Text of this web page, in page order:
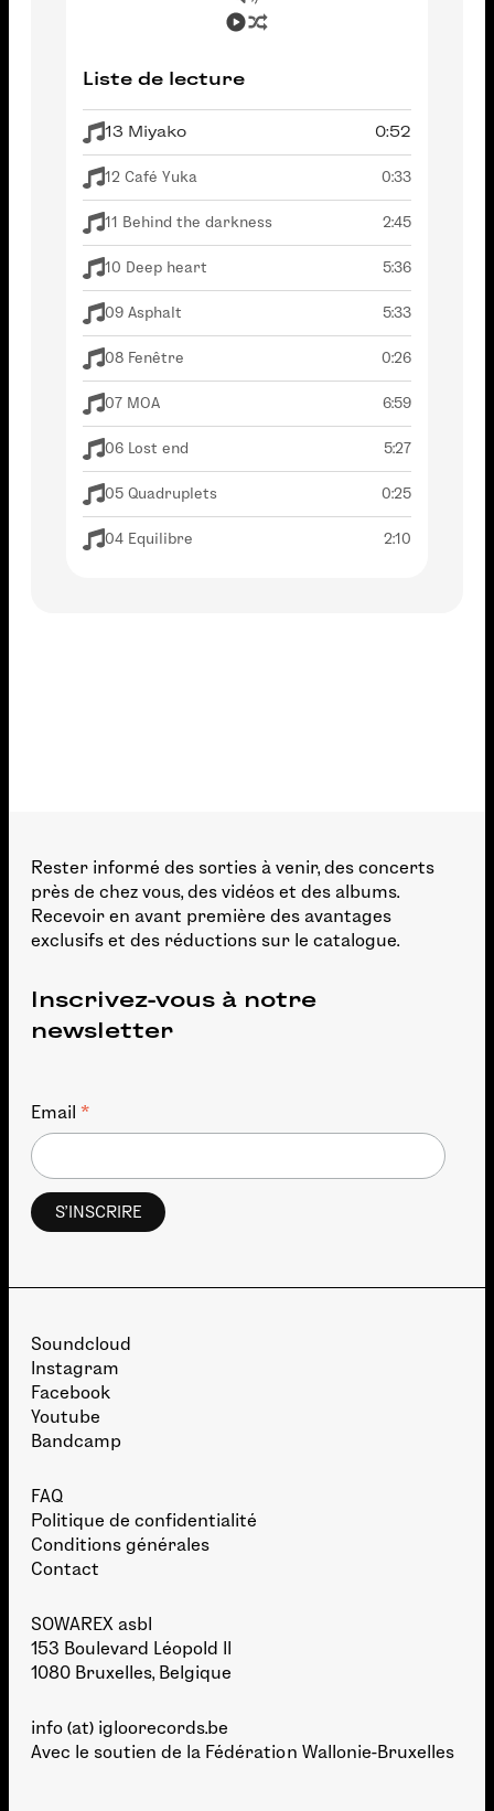
Liste de lecture
13 Miyako 0:52
12 Café Yuka 0:33
11 Behind the darkness 2:45
10 Deep heart 5:36
09 Asphalt 5:33
08 Fenêtre 0:26
07 MOA 6:59
06 Lost end 5:27
05 Quadruplets 0:25
04 Equilibre 2:10
Rester informé des sorties à venir, des concerts
près de chez vous, des vidéos et des albums.
Recevoir en avant première des avantages
exclusifs et des réductions sur le catalogue.
Inscrivez-vous à notre
newsletter
Email *
Soundcloud
Instagram
Facebook
Youtube
Bandcamp
FAQ
Politique de confidentialité
Conditions générales
Contact
SOWAREX asbl
153 Boulevard Léopold II
1080 Bruxelles, Belgique
info (at) igloorecords.be
Avec le soutien de la Fédération Wallonie-Bruxelles